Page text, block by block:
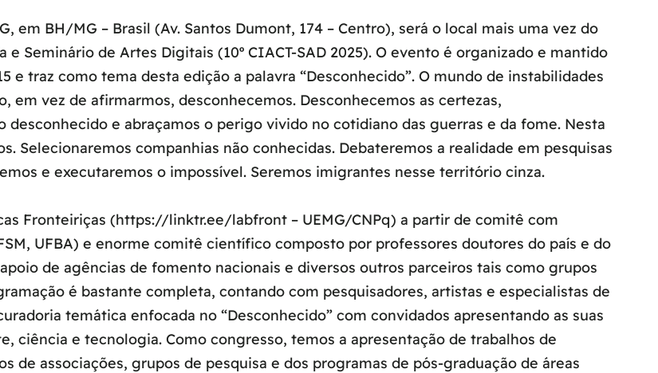
em BH/MG – Brasil (Av. Santos Dumont, 174 – Centro), será o local mais uma vez do
Seminário de Artes Digitais (10º CIACT-SAD 2025). O evento é organizado e mantido
e traz como tema desta edição a palavra “Desconhecido”. O mundo de instabilidades
em vez de afirmarmos, desconhecemos. Desconhecemos as certezas,
e abraçamos o perigo vivido no cotidiano das guerras e da fome. Nesta
Selecionaremos companhias não conhecidas. Debateremos a realidade em pesquisas
e executaremos o impossível. Seremos imigrantes nesse território cinza.
Fronteiriças (https://linktr.ee/labfront – UEMG/CNPq) a partir de comitê com
UFBA) e enorme comitê científico composto por professores doutores do país e do
de agências de fomento nacionais e diversos outros parceiros tais como grupos
é bastante completa, contando com pesquisadores, artistas e especialistas de
temática enfocada no “Desconhecido” com convidados apresentando as suas
ciência e tecnologia. Como congresso, temos a apresentação de trabalhos de
de associações, grupos de pesquisa e dos programas de pós-graduação de áreas